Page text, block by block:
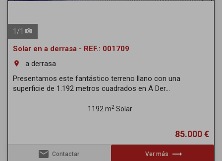
1 /1
Solar en a derrasa - REF.: 001709
room
a derrasa
Presentamos este fantástico terreno llano con una
superficie de 1.192 metros cuadrados en A Der...
1192 m2Solar
85.000 €
email Contactar Ver más trending_flat